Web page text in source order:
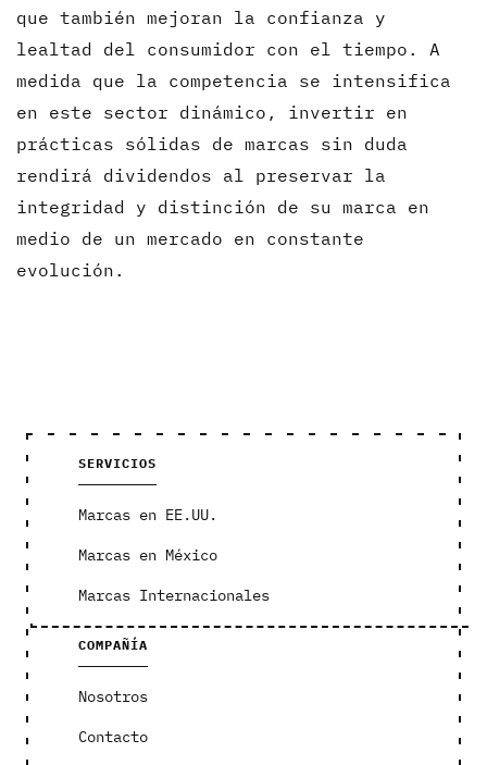
que también mejoran la confianza y
lealtad del consumidor con el tiempo. A
medida que la competencia se intensifica
en este sector dinámico, invertir en
prácticas sólidas de marcas sin duda
rendirá dividendos al preservar la
integridad y distinción de su marca en
medio de un mercado en constante
evolución.
SERVICIOS
Marcas en EE.UU.
Marcas en México
Marcas Internacionales
COMPAÑÍA
Nosotros
Contacto